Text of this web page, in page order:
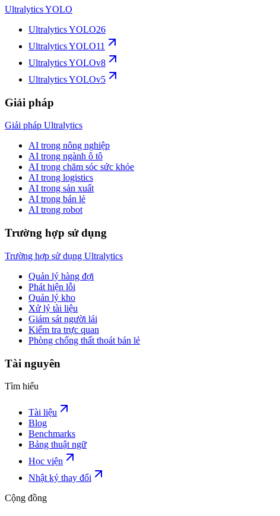
Ultralytics YOLO
Ultralytics YOLO26
Ultralytics YOLO11
Ultralytics YOLOv8
Ultralytics YOLOv5
Giải pháp
Giải pháp Ultralytics
AI trong nông nghiệp
AI trong ngành ô tô
AI trong chăm sóc sức khỏe
AI trong logistics
AI trong sản xuất
AI trong bán lẻ
AI trong robot
Trường hợp sử dụng
Trường hợp sử dụng Ultralytics
Quản lý hàng đợi
Phát hiện lỗi
Quản lý kho
Xử lý tài liệu
Giám sát người lái
Kiểm tra trực quan
Phòng chống thất thoát bán lẻ
Tài nguyên
Tìm hiểu
Tài liệu
Blog
Benchmarks
Bảng thuật ngữ
Học viện
Nhật ký thay đổi
Cộng đồng